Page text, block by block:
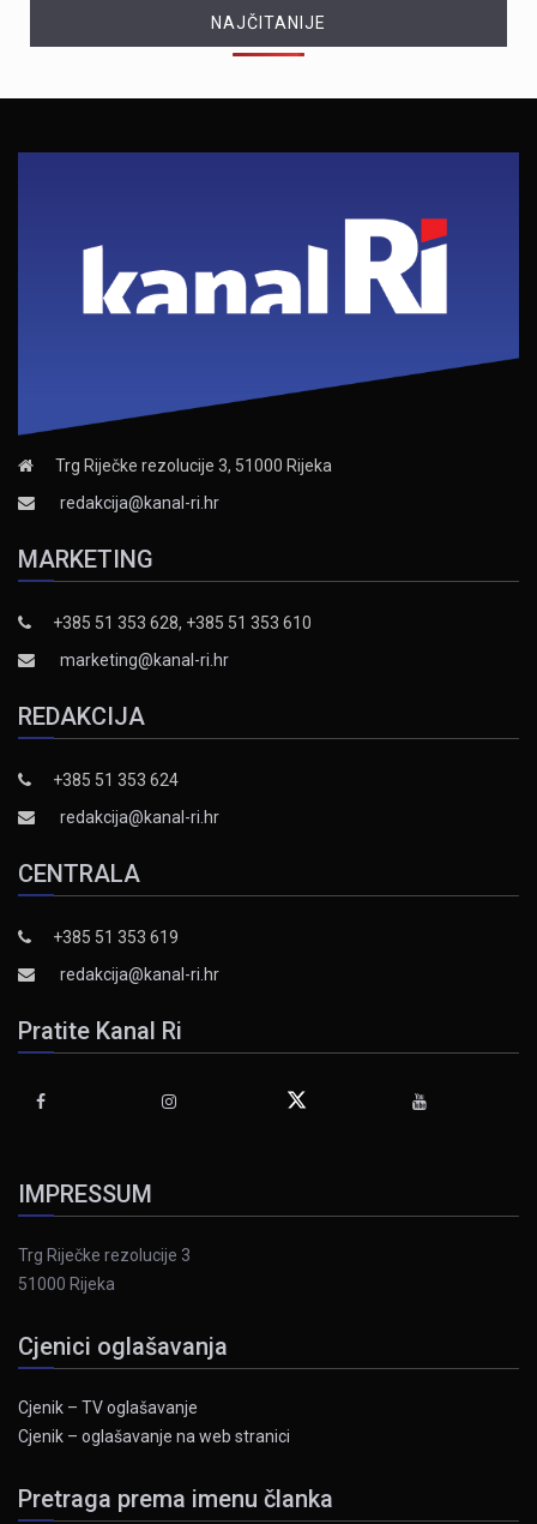
NAJČITANIJE
Trg Riječke rezolucije 3, 51000 Rijeka
redakcija@kanal-ri.hr
MARKETING
+385 51 353 628, +385 51 353 610
marketing@kanal-ri.hr
REDAKCIJA
+385 51 353 624
redakcija@kanal-ri.hr
CENTRALA
+385 51 353 619
redakcija@kanal-ri.hr
Pratite Kanal Ri
IMPRESSUM
Trg Riječke rezolucije 3
51000 Rijeka
Cjenici oglašavanja
Cjenik – TV oglašavanje
Cjenik – oglašavanje na web stranici
Pretraga prema imenu članka